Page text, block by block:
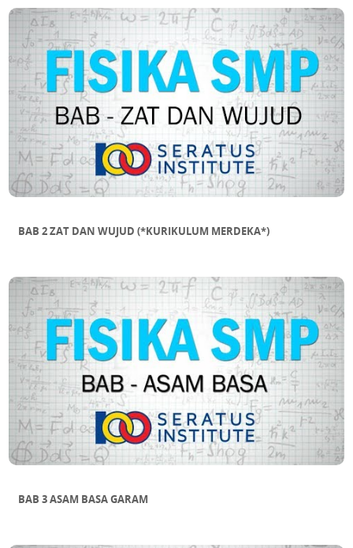
SUB BAB 11 MENAKSIR LUAS BANGUN
DATAR TIDAK BERATURAN
BAB 2 ZAT DAN WUJUD (*KURIKULUM MERDEKA*)
BAB 3 ASAM BASA GARAM